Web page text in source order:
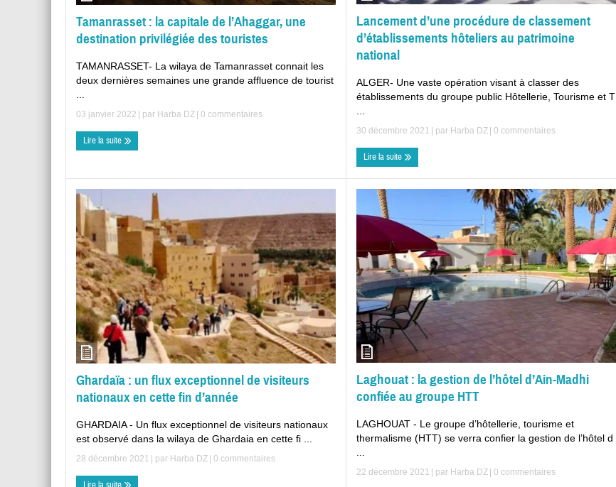
Tamanrasset : la capitale de l’Ahaggar, une
destination privilégiée des touristes
TAMANRASSET- La wilaya de Tamanrasset connait les
deux dernières semaines une grande affluence de tourist
03 janvier 2022 | par Harba DZ | 0 commentaires
Lire la suite
Lancement d’une procédure de classement
d’établissements hôteliers au patrimoine
national
ALGER- Une vaste opération visant à classer des
établissements du groupe public Hôtellerie, Tourisme et T
30 décembre 2021 | par Harba DZ 0 commentaires
Lire la suite
Ghardaïa : un flux exceptionnel de visiteurs
nationaux en cette fin d’année
GHARDAIA - Un flux exceptionnel de visiteurs nationaux
est observé dans la wilaya de Ghardaia en cette fi ...
28 décembre 2021 | par Harba DZ 0 commentaires
Laghouat : la gestion de l’hôtel d’Ain-Madhi
confiée au groupe HTT
LAGHOUAT - Le groupe d’hôtellerie, tourisme et
thermalisme (HTT) se verra confier la gestion de l’hôtel d
...
22 décembre 2021 | par Harba DZ 0 commentaires